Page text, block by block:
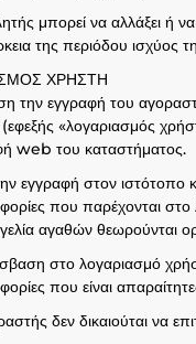
μπορεί να αλλάξει ή
της περιόδου
ΧΡΗΣΤΗ
την εγγραφή του
«λογαριασμός
web του καταστήματος.
εγγραφή στον ιστότοπο
που παρέχονται
αγαθών θεωρούνται
στο λογαριασμό
που είναι
δεν δικαιούται να